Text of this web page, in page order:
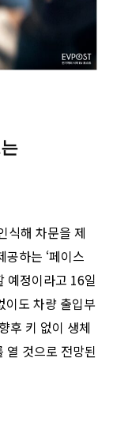
식해 차문을 제
하는 ‘페이스
예정이라고 16일
이도 차량 출입부
후 키 없이 생체
열 것으로 전망된